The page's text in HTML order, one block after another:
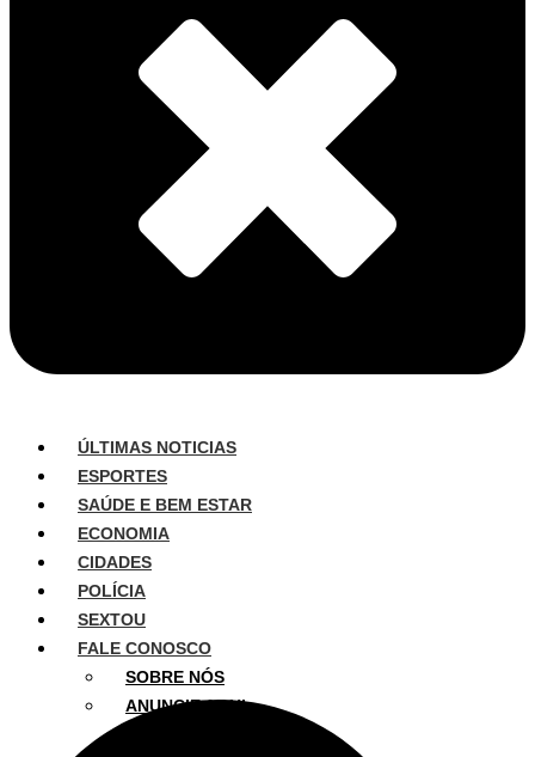
ÚLTIMAS NOTICIAS
ESPORTES
SAÚDE E BEM ESTAR
ECONOMIA
CIDADES
POLÍCIA
SEXTOU
FALE CONOSCO
SOBRE NÓS
ANUNCIE AQUI